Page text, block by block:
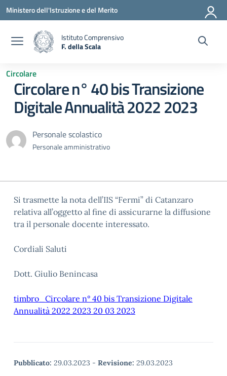
Vai ai contenuti
Vai al menu di navigazione
Vai al footer
Ministero dell'Istruzione e del Merito
Istituto Comprensivo
F. della Scala
Circolare
Circolare n° 40 bis Transizione
Digitale Annualità 2022 2023
Personale scolastico
Personale amministrativo
Si trasmette la nota dell’IIS “Fermi” di Catanzaro
relativa all’oggetto al fine di assicurarne la diffusione
tra il personale docente interessato.
Cordiali Saluti
Dott. Giulio Benincasa
timbro_Circolare n° 40 bis Transizione Digitale
Annualità 2022 2023 20 03 2023
Pubblicato: 29.03.2023 - Revisione: 29.03.2023